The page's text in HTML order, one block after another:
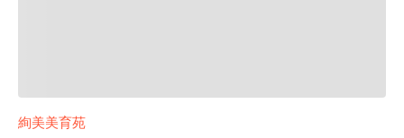
絢美美育苑